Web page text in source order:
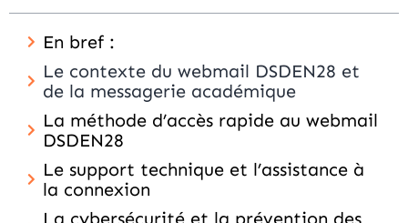
En bref :
Le contexte du webmail DSDEN28 et
de la messagerie académique
La méthode d’accès rapide au webmail
DSDEN28
Le support technique et l’assistance à
la connexion
La cybersécurité et la prévention des